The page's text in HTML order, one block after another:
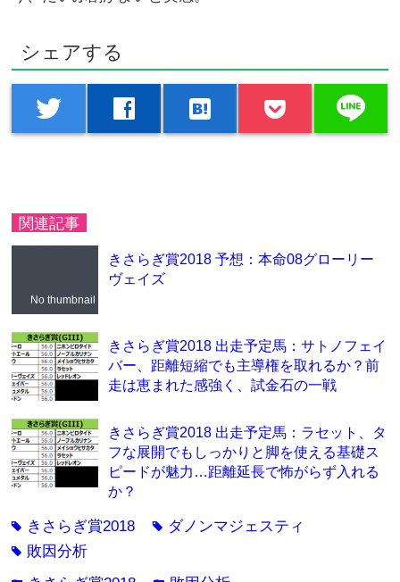
シェアする
twitter facebook hatenabookmark line
関連記事
No thumbnail
きさらぎ賞2018 予想：本命08グローリー
ヴェイズ
きさらぎ賞2018 出走予定馬：サトノフェイ
バー、距離短縮でも主導権を取れるか？前
走は恵まれた感強く、試金石の一戦
きさらぎ賞2018 出走予定馬：ラセット、タ
フな展開でもしっかりと脚を使える基礎ス
ピードが魅力…距離延長で怖がらず入れる
か？
tag きさらぎ賞2018 tag ダノンマジェスティ
tag 敗因分析